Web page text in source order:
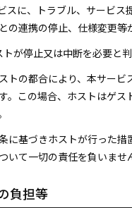
スに、トラブル、サービス
の連携の停止、仕様変更等
トが停止又は中断を必要と
トの都合により、本サービ
。この場合、ホストはゲス
に基づきホストが行った措
いて一切の責任を負いませ
負担等